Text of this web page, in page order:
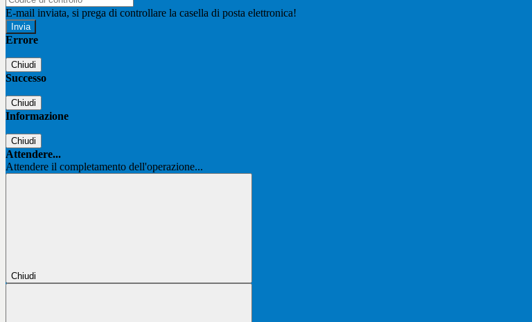
E-mail inviata, si prega di controllare la casella di posta elettronica!
Errore
Chiudi
Successo
Chiudi
Informazione
Chiudi
Attendere...
Attendere il completamento dell'operazione...
Chiudi